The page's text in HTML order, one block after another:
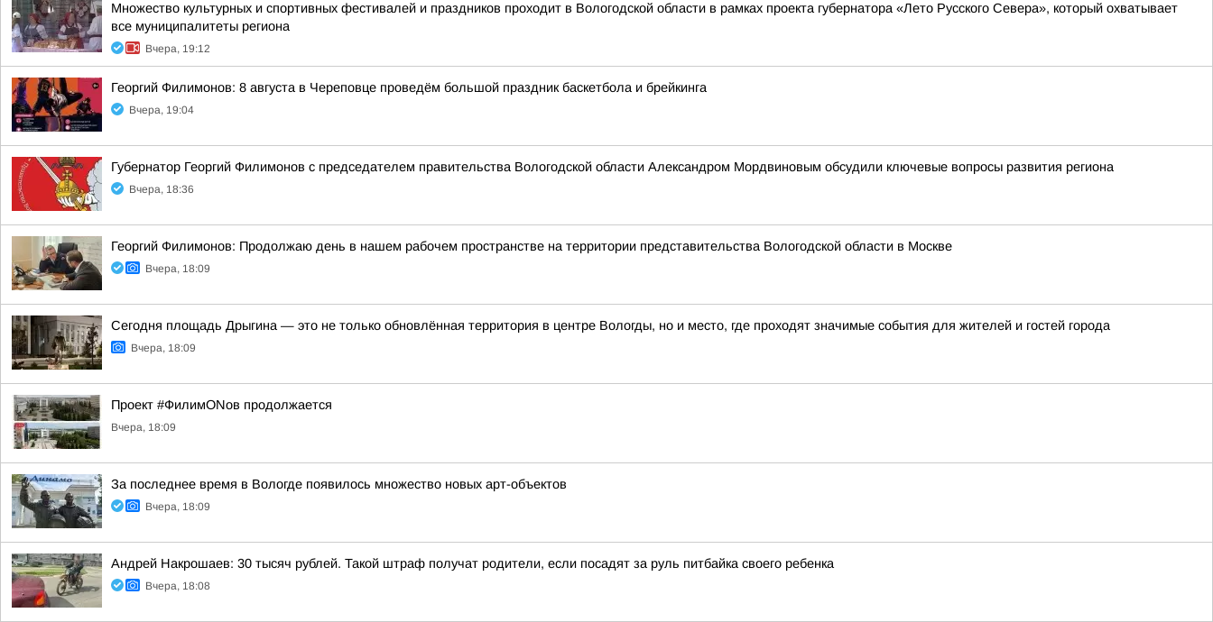
Множество культурных и спортивных фестивалей и праздников проходит в Вологодской области в рамках проекта губернатора «Лето Русского Севера», который охватывает
все муниципалитеты региона
Вчера, 19:12
Георгий Филимонов: 8 августа в Череповце проведём большой праздник баскетбола и брейкинга
Вчера, 19:04
Губернатор Георгий Филимонов с председателем правительства Вологодской области Александром Мордвиновым обсудили ключевые вопросы развития региона
Вчера, 18:36
Георгий Филимонов: Продолжаю день в нашем рабочем пространстве на территории представительства Вологодской области в Москве
Вчера, 18:09
Сегодня площадь Дрыгина — это не только обновлённая территория в центре Вологды, но и место, где проходят значимые события для жителей и гостей города
Вчера, 18:09
Проект #ФилимONов продолжается
Вчера, 18:09
За последнее время в Вологде появилось множество новых арт-объектов
Вчера, 18:09
Андрей Накрошаев: 30 тысяч рублей. Такой штраф получат родители, если посадят за руль питбайка своего ребенка
Вчера, 18:08